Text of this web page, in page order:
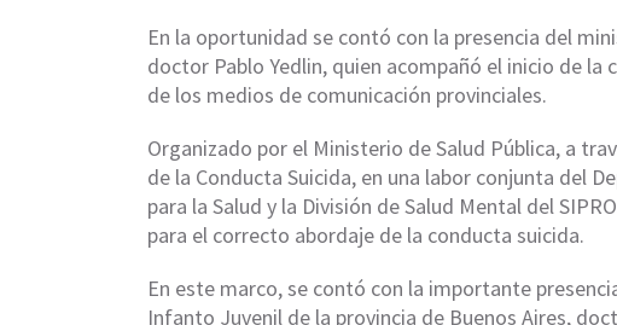
En la oportunidad se contó con la presencia del
doctor Pablo Yedlin, quien acompañó el inicio de
de los medios de comunicación provinciales.
Organizado por el Ministerio de Salud Pública, a
de la Conducta Suicida, en una labor conjunta del
para la Salud y la División de Salud Mental del
para el correcto abordaje de la conducta suicida.
En este marco, se contó con la importante
Infanto Juvenil de la provincia de Buenos Aires,